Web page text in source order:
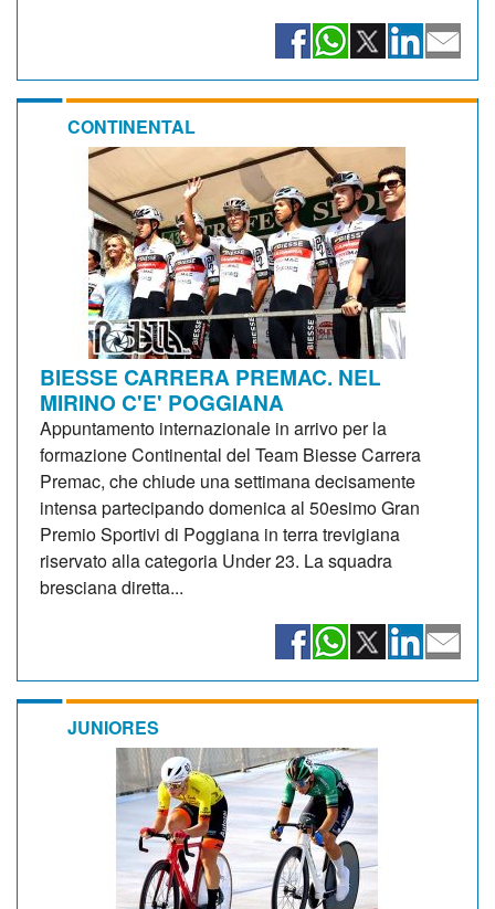
CONTINENTAL
BIESSE CARRERA PREMAC. NEL
MIRINO C'E' POGGIANA
Appuntamento internazionale in arrivo per la
formazione Continental del Team Biesse Carrera
Premac, che chiude una settimana decisamente
intensa partecipando domenica al 50esimo Gran
Premio Sportivi di Poggiana in terra trevigiana
riservato alla categoria Under 23. La squadra
bresciana diretta...
JUNIORES